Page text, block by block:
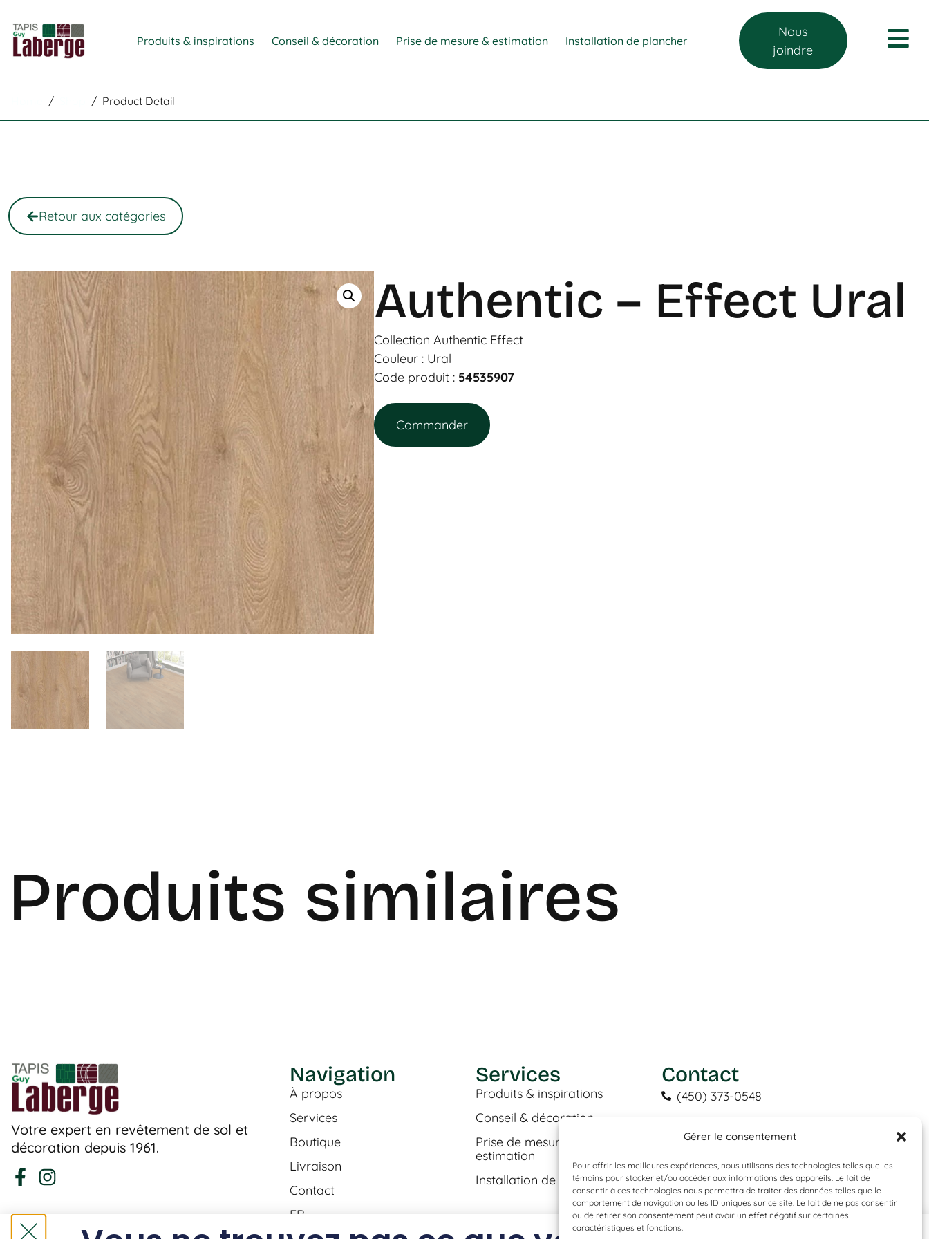
Gérer le consentement
Pour offrir les meilleures expériences, nous utilisons des technologies telles que les
témoins pour stocker et/ou accéder aux informations des appareils. Le fait de
consentir à ces technologies nous permettra de traiter des données telles que le
comportement de navigation ou les ID uniques sur ce site. Le fait de ne pas consentir
ou de retirer son consentement peut avoir un effet négatif sur certaines
caractéristiques et fonctions.
Produits & inspirations Conseil & décoration Prise de mesure & estimation Installation de plancher
Nous
joindre
/ / Product Detail
Retour aux catégories
Authentic – Effect Ural
Collection Authentic Effect
Couleur : Ural
Code produit : 54535907
Commander
Produits similaires
Votre expert en revêtement de sol et
décoration depuis 1961.
Navigation
À propos
Services
Boutique
Livraison
Contact
FR
Services
Produits & inspirations
Conseil & décoration
Prise de mesures &
estimation
Installation de plancher
Contact
(450) 373-0548
Salaberry-de-Valleyfield, QC J6S 4Y2